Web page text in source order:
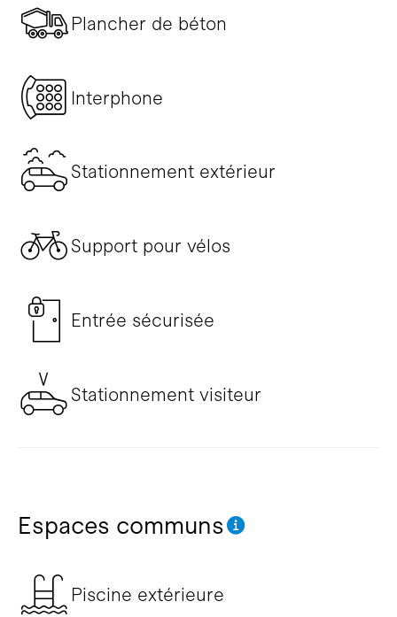
Plancher de béton
Interphone
Stationnement extérieur
Support pour vélos
Entrée sécurisée
Stationnement visiteur
Espaces communs
Piscine extérieure